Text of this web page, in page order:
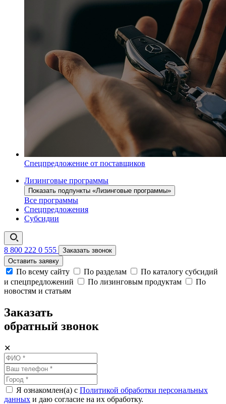
Спецпредложение от поставщиков
Лизинговые программы
Показать подпункты «Лизинговые программы»
Все программы
Спецпредложения
Субсидии
8 800 222 0 555
Заказать звонок
Оставить заявку
По всему сайту По разделам
По каталогу субсидий
и спецпредложений
По лизинговым продуктам
По
новостям и статьям
Заказать
обратный звонок
✕
Я ознакомлен(а) с Политикой обработки персональных
данных и даю согласие на их обработку.